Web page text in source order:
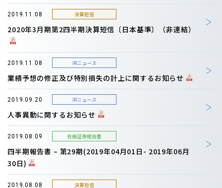
2019.11.08 決算短信
2020年3月期第2四半期決算短信〔日本基準〕（非連結）
2019.11.08 IRニュース
業績予想の修正及び特別損失の計上に関するお知らせ
2019.09.20 IRニュース
人事異動に関するお知らせ
2019.08.09 有価証券報告書
四半期報告書 – 第29期(2019年04月01日- 2019年06月
30日)
2019.08.08 決算短信